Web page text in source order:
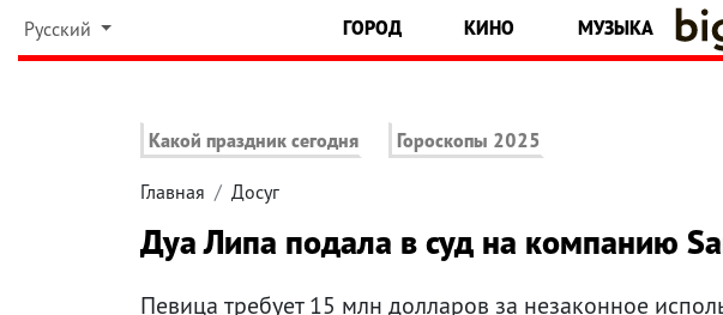
Русский ГОРОД КИНО МУЗЫКА
Какой праздник сегодня Гороскопы 2025
Главная Досуг
Дуа Липа подала в суд на компанию
Певица требует 15 млн долларов за незаконное